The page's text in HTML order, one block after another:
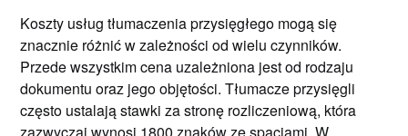
Koszty usług tłumaczenia przysięgłego mogą się
znacznie różnić w zależności od wielu czynników.
Przede wszystkim cena uzależniona jest od rodzaju
dokumentu oraz jego objętości. Tłumacze przysięgli
często ustalają stawki za stronę rozliczeniową, która
zazwyczaj wynosi 1800 znaków ze spacjami. W